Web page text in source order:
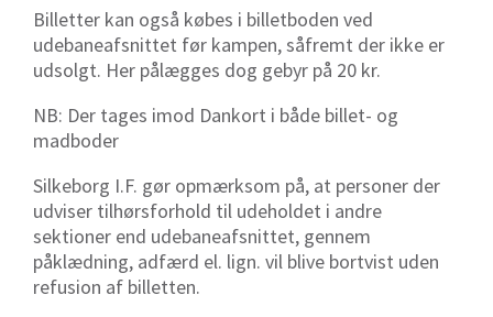
Billetter kan også købes i billetboden ved
udebaneafsnittet før kampen, såfremt der ikke er
udsolgt. Her pålægges dog gebyr på 20 kr.
NB: Der tages imod Dankort i både billet- og
madboder
Silkeborg I.F. gør opmærksom på, at personer der
udviser tilhørsforhold til udeholdet i andre
sektioner end udebaneafsnittet, gennem
påklædning, adfærd el. lign. vil blive bortvist uden
refusion af billetten.